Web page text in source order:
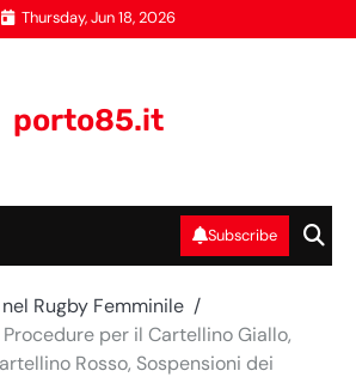
Thursday, Jun 18, 2026
porto85.it
Subscribe
Rugby Femminile
per il Cartellino Giallo,
Rosso, Sospensioni dei